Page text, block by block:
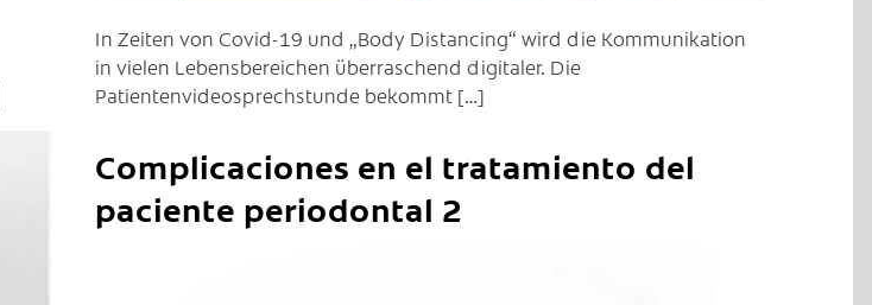
In Zeiten von Covid-19 und „Body Distancing“ wird die Kommunikation
in vielen Lebensbereichen überraschend digitaler. Die
Patientenvideosprechstunde bekommt […]
Complicaciones en el tratamiento del
paciente periodontal 2